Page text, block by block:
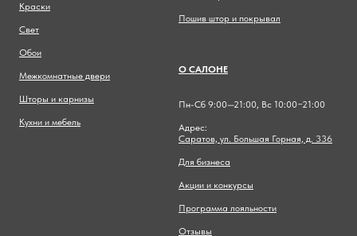
Краски
Свет
Обои
Межкомнатные двери
Шторы и карнизы
Кухни и мебель
Пошив штор и покрывал
О САЛОНЕ
Пн-Сб 9:00—21:00, Вс 10:00−21:00
Адрес:
Саратов, ул. Большая Горная, д. 336
Для бизнеса
Акции и конкурсы
Программа лояльности
Отзывы